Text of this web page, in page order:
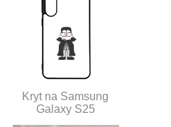
Kryt na Samsung
Galaxy S25